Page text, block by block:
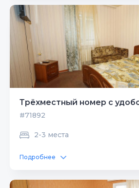
Трёхместный номер с
#71892
2-3 места
Подробнее